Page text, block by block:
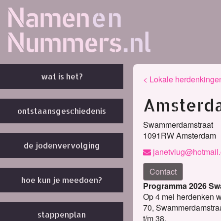
wat is het?
ontstaansgeschiedenis
de jodenvervolging
hoe kun je meedoen?
stappenplan
< Lokale
Swammerdamstraat
1091RW Amsterdam
Contact
Programma 2026
Op 4 mei herdenken
70,
t/m 38.